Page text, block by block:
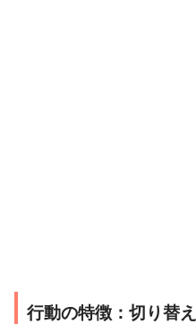
行動の特徴：切り替